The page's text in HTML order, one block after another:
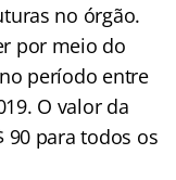
no órgão.
por meio do
período entre
O valor da
90 para todos os